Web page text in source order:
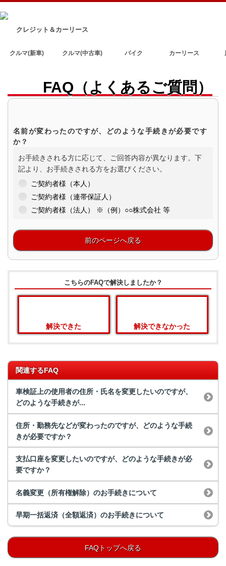
クレジット＆カーリース
クルマ(新車) クルマ(中古車) バイク カーリース
FAQ（よくあるご質問）
名前が変わったのですが、どのような手続きが必要です
か？
お手続きされる方に応じて、ご回答内容が異なります。下
記より、お手続きされる方をお選びください。
ご契約者様（本人）
ご契約者様（連帯保証人）
ご契約者様（法人） ※（例）○○株式会社 等
前のページへ戻る
こちらのFAQで解決しましたか？
解決できた 解決できなかった
関連するFAQ
車検証上の使用者の住所・氏名を変更したいのですが、
どのような手続きが...
住所・勤務先などが変わったのですが、どのような手続
きが必要ですか？
支払口座を変更したいのですが、どのような手続きが必
要ですか？
名義変更（所有権解除）のお手続きについて
早期一括返済（全額返済）のお手続きについて
FAQトップへ戻る